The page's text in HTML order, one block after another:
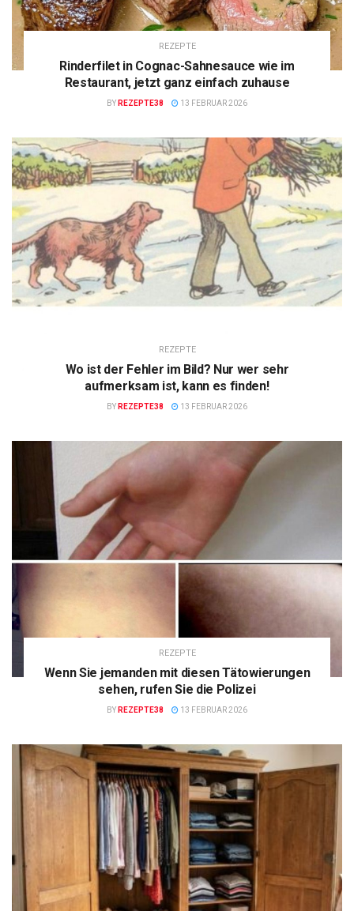
REZEPTE
Rinderfilet in Cognac-Sahnesauce wie im
Restaurant, jetzt ganz einfach zuhause
BY REZEPTE38 13 FEBRUAR 2026
REZEPTE
Wo ist der Fehler im Bild? Nur wer sehr
aufmerksam ist, kann es finden!
BY REZEPTE38 13 FEBRUAR 2026
REZEPTE
Wenn Sie jemanden mit diesen Tätowierungen
sehen, rufen Sie die Polizei
BY REZEPTE38 13 FEBRUAR 2026